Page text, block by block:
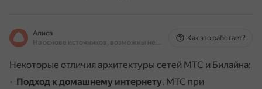
Алиса
На основе источников, возможны неточности
Как это работает?
Некоторые отличия архитектуры сетей МТС и Билайна:
Подход к домашнему интернету. МТС при